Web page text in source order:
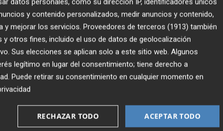
y contenido personalizados, medir anuncios y contenido,
y mejorar los servicios. Proveedores de terceros (1913) también
otros fines, incluido el uso de datos de geolocalización
Sus elecciones se aplican solo a este sitio web. Algunos
legítimo en lugar del consentimiento; tiene derecho a
. Puede retirar su consentimiento en cualquier momento en
ACEPTAR TODO
RECHAZAR TODO